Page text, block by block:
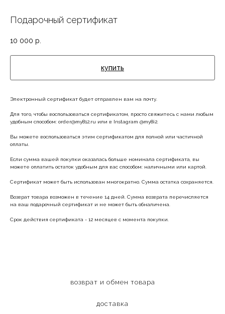
Подарочный сертификат
10 000 р.
купить
Электронный сертификат будет отправлен вам на почту.
Для того, чтобы воспользоваться сертификатом, просто свяжитесь с нами любым
удобным способом: order@my812.ru или в Instagram @my8i2.
Вы можете воспользоваться этим сертификатом для полной или частичной
оплаты.
Если сумма вашей покупки оказалась больше номинала сертификата, вы
можете оплатить остаток удобным для вас способом: наличными или картой.
Сертификат может быть использован многократно. Сумма остатка сохраняется.
Возврат товара возможен в течение 14 дней. Сумма возврата перечисляется
на ваш подарочный сертификат и не может быть обналичена.
Срок действия сертификата - 12 месяцев с момента покупки.
возврат и обмен товара
доставка